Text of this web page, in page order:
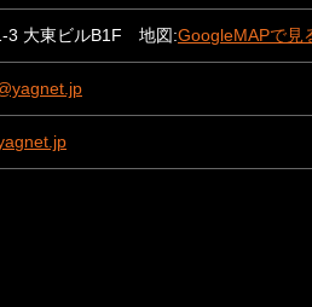
3 大東ビルB1F 地図:GoogleMAPで見